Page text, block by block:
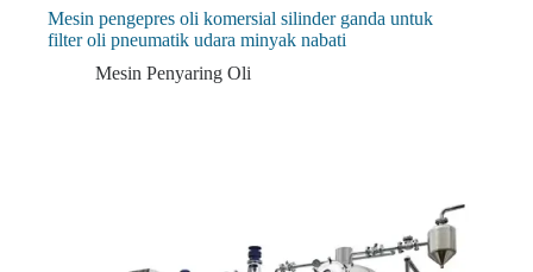
Mesin pengepres oli komersial silinder ganda untuk
filter oli pneumatik udara minyak nabati
Mesin Penyaring Oli